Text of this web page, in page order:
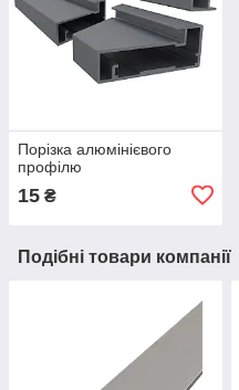
Порізка алюмінієвого
профілю
15 ₴
Подібні товари компанії